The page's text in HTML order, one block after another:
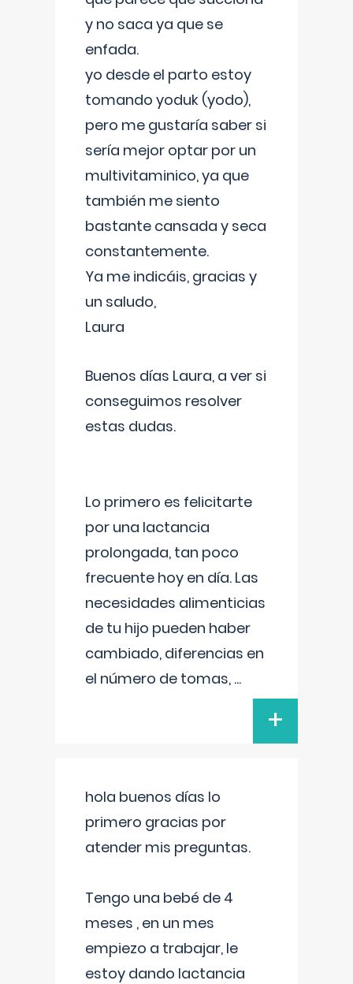
y no saca ya que se
enfada.
yo desde el parto estoy
tomando yoduk (yodo),
pero me gustaría saber si
sería mejor optar por un
multivitaminico, ya que
también me siento
bastante cansada y seca
constantemente.
Ya me indicáis, gracias y
un saludo,
Laura
Buenos días Laura, a ver si
conseguimos resolver
estas dudas.
Lo primero es felicitarte
por una lactancia
prolongada, tan poco
frecuente hoy en día. Las
necesidades alimenticias
de tu hijo pueden haber
cambiado, diferencias en
el número de tomas, ...
+
hola buenos días lo
primero gracias por
atender mis preguntas.
Tengo una bebé de 4
meses , en un mes
empiezo a trabajar, le
estoy dando lactancia